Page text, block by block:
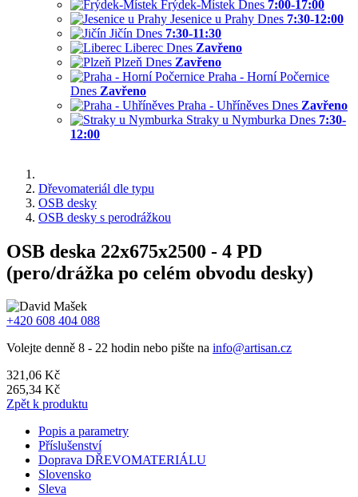
Frýdek-Místek Dnes 7:00-17:00
Jesenice u Prahy Dnes 7:30-12:00
Jičín Dnes 7:30-11:30
Liberec Dnes Zavřeno
Plzeň Dnes Zavřeno
Praha - Horní Počernice
Dnes Zavřeno
Praha - Uhříněves Dnes Zavřeno
Straky u Nymburka Dnes 7:30-
12:00
Dřevomateriál dle typu
OSB desky
OSB desky s perodrážkou
OSB deska 22x675x2500 - 4 PD
(pero/drážka po celém obvodu desky)
+420 608 404 088
Volejte denně 8 - 22 hodin nebo pište na info@artisan.cz
321,06 Kč
265,34 Kč
Zpět k produktu
Popis a parametry
Příslušenství
Doprava DŘEVOMATERIÁLU
Slovensko
Sleva